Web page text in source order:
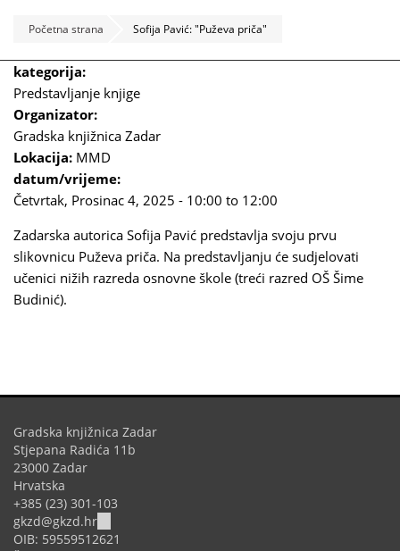
Početna strana Sofija Pavić: "Puževa priča"
kategorija:
Predstavljanje knjige
Organizator:
Gradska knjižnica Zadar
Lokacija: MMD
datum/vrijeme:
Četvrtak, Prosinac 4, 2025 - 10:00 to 12:00
Zadarska autorica Sofija Pavić predstavlja svoju prvu
slikovnicu Puževa priča. Na predstavljanju će sudjelovati
učenici nižih razreda osnovne škole (treći razred OŠ Šime
Budinić).
Gradska knjižnica Zadar
Stjepana Radića 11b
23000 Zadar
Hrvatska
+385 (23) 301-103
gkzd@gkzd.hr
sends
OIB: 59559512621